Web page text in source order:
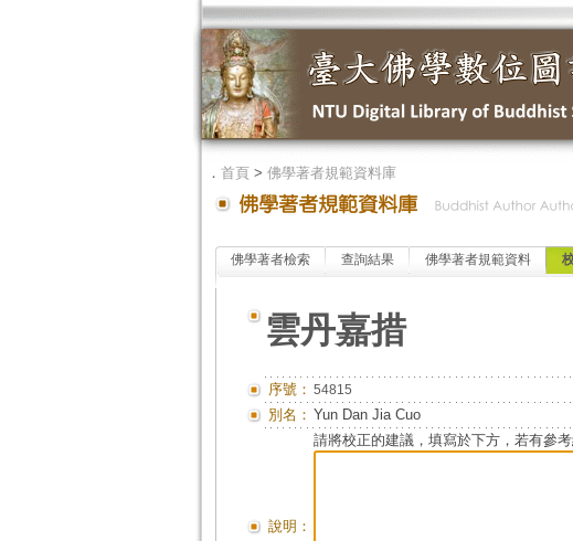
． 首頁> 佛學著者規範資料庫
佛學著者檢索 查詢結果 佛學著者規範資料
雲丹嘉措
序號： 54815
別名： Yun Dan Jia Cuo
說明：
請將校正的建議，填寫於下方，若有參